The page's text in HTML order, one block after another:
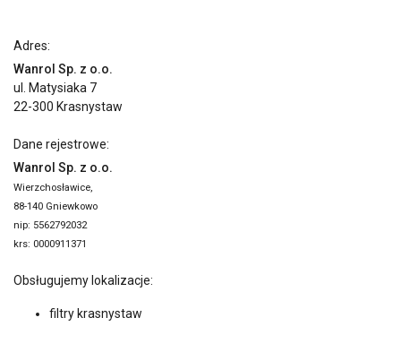
Adres:
Wanrol Sp. z o.o.
ul. Matysiaka 7
22-300 Krasnystaw
Dane rejestrowe:
Wanrol Sp. z o.o.
Wierzchosławice,
88-140 Gniewkowo
nip: 5562792032
krs: 0000911371
Obsługujemy lokalizacje:
filtry krasnystaw